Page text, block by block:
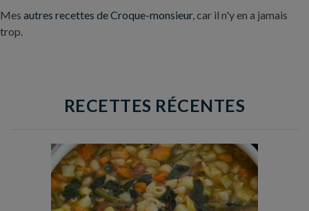
Mes autres recettes de Croque-monsieur, car il n'y en a jamais
trop.
RECETTES RÉCENTES